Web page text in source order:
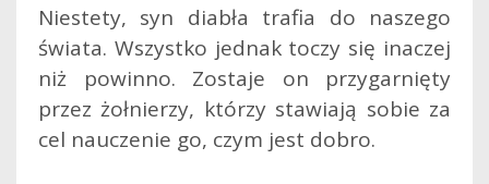
Niestety, syn diabła trafia do naszego
świata. Wszystko jednak toczy się inaczej
niż powinno. Zostaje on przygarnięty
przez żołnierzy, którzy stawiają sobie za
cel nauczenie go, czym jest dobro.